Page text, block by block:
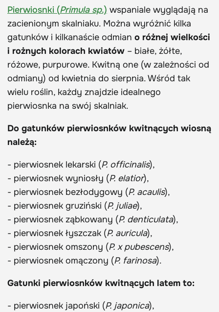
Pierwiosnki (Primula sp.) wspaniale wyglądają na
zacienionym skalniaku. Można wyróżnić kilka
gatunków i kilkanaście odmian o różnej wielkości
i rożnych kolorach kwiatów – białe, żółte,
różowe, purpurowe. Kwitną one (w zależności od
odmiany) od kwietnia do sierpnia. Wśród tak
wielu roślin, każdy znajdzie idealnego
pierwiosnka na swój skalniak.
Do gatunków pierwiosnków kwitnących wiosną
należą:
- pierwiosnek lekarski (P. officinalis),
- pierwiosnek wyniosły (P. elatior),
- pierwiosnek bezłodygowy (P. acaulis),
- pierwiosnek gruziński (P. juliae),
- pierwiosnek ząbkowany (P. denticulata),
- pierwiosnek łyszczak (P. auricula),
- pierwiosnek omszony (P. x pubescens),
- pierwiosnek omączony (P. farinosa).
Gatunki pierwiosnków kwitnących latem to:
- pierwiosnek japoński (P. japonica),